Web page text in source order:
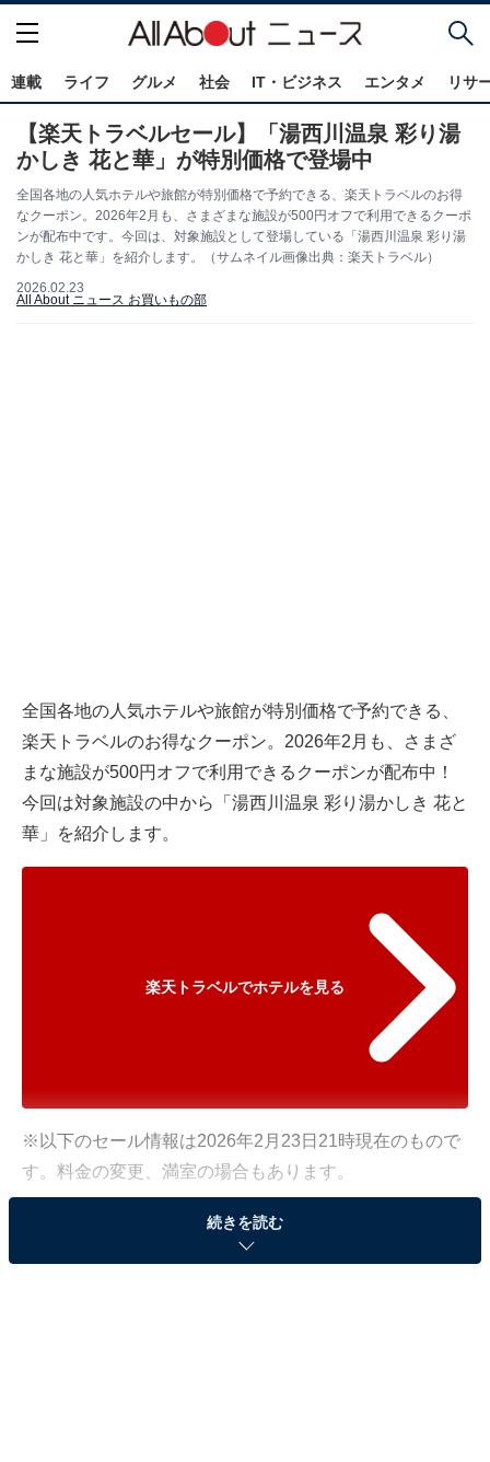
連載 ライフ グルメ 社会 IT・ビジネス エンタメ リサ
【楽天トラベルセール】「湯西川温泉 彩り湯
かしき 花と華」が特別価格で登場中
全国各地の人気ホテルや旅館が特別価格で予約できる、楽天トラベルのお得
なクーポン。2026年2月も、さまざまな施設が500円オフで利用できるクーポ
ンが配布中です。今回は、対象施設として登場している「湯西川温泉 彩り湯
かしき 花と華」を紹介します。（サムネイル画像出典：楽天トラベル）
2026.02.23
All About ニュース お買いもの部
全国各地の人気ホテルや旅館が特別価格で予約できる、
楽天トラベルのお得なクーポン。2026年2月も、さまざ
まな施設が500円オフで利用できるクーポンが配布中！
今回は対象施設の中から「湯西川温泉 彩り湯かしき 花と
華」を紹介します。
楽天トラベルでホテルを見る
※以下のセール情報は2026年2月23日21時現在のもので
す。料金の変更、満室の場合もあります。
※本記事で紹介している商品の購入やサービスの利用により、売上の一部が
オールアバウトに還元されることがあります。
続きを読む